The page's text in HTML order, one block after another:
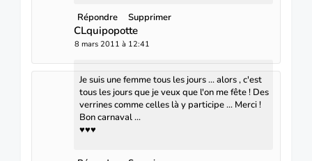
Répondre Supprimer
CLquipopotte
8 mars 2011 à 12:41
Je suis une femme tous les jours ... alors , c'est
tous les jours que je veux que l'on me fête ! Des
verrines comme celles là y participe ... Merci !
Bon carnaval ...
♥♥♥